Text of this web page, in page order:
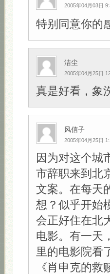
2005年04月03日
特别同意你的
洁尘
2005年04月25日
真是好看，象
风信子
2005年04月25日
因为对这个城
市辞职来到北
文案。在每天
想？似乎开始
会正好住在北
电影。有一天
里的电影院看
《肖申克的